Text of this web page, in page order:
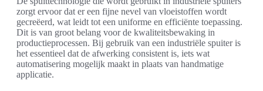
zorgt ervoor dat er een fijne nevel van vloeistoffen wordt
gecreëerd, wat leidt tot een uniforme en efficiënte toepassing.
Dit is van groot belang voor de kwaliteitsbewaking in
productieprocessen. Bij gebruik van een industriële spuiter is
het essentieel dat de afwerking consistent is, iets wat
automatisering mogelijk maakt in plaats van handmatige
applicatie.